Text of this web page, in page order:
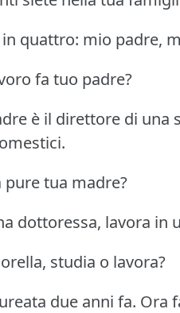
in quattro: mio padre,
fa tuo padre?
è il direttore di una
pure tua madre?
dottoressa, lavora in
studia o lavora?
due anni fa. Ora